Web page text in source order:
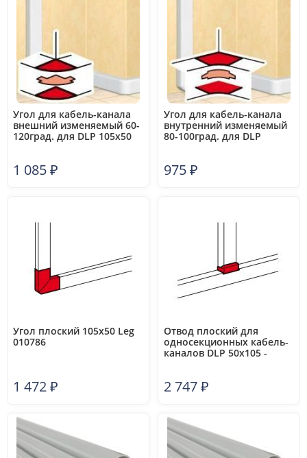
Угол для кабель-канала
внешний изменяемый 60-
120град. для DLP 105х50
1 085₽
Угол для кабель-канала
внутренний изменяемый
80-100град. для DLP
975₽
Угол плоский 105х50 Leg
010786
1 472₽
Отвод плоский для
односекционных кабель-
каналов DLP 50х105 -
2 747₽